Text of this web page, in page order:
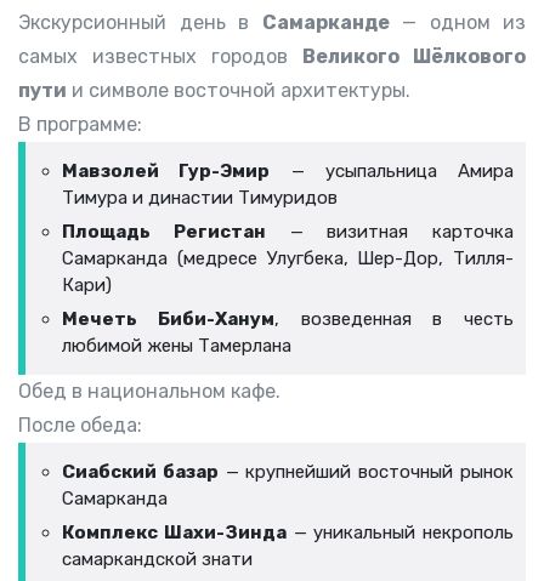
Экскурсионный день в Самарканде— одном из
самых известных городов Великого Шёлкового
пути и символе восточной архитектуры.
В программе:
Мавзолей Гур-Эмир — усыпальница Амира
Тимура и династии Тимуридов
Площадь Регистан — визитная карточка
Самарканда (медресе Улугбека, Шер-Дор, Тилля-
Кари)
Мечеть Биби-Ханум, возведенная в честь
любимой жены Тамерлана
Обед в национальном кафе.
После обеда:
Сиабский базар — крупнейший восточный рынок
Самарканда
Комплекс Шахи-Зинда— уникальный некрополь
самаркандской знати